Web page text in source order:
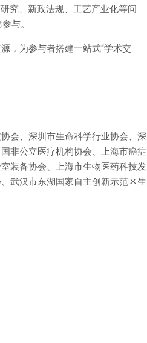
究、新政法规、工艺产业化等问
与。
，为参与者搭建一站式“学术交
会、深圳市生命科学行业协会、深
非公立医疗机构协会、上海市癌症
装备协会、上海市生物医药科技发
武汉市东湖国家自主创新示范区生